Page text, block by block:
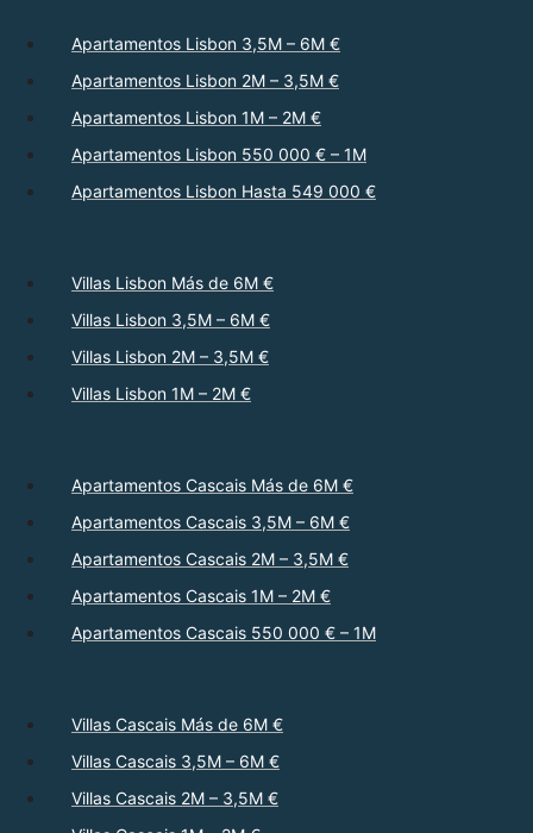
Apartamentos Lisbon 3,5M – 6M €
Apartamentos Lisbon 2M – 3,5M €
Apartamentos Lisbon 1M – 2M €
Apartamentos Lisbon 550 000 € – 1M
Apartamentos Lisbon Hasta 549 000 €
Villas Lisbon Más de 6M €
Villas Lisbon 3,5M – 6M €
Villas Lisbon 2M – 3,5M €
Villas Lisbon 1M – 2M €
Apartamentos Cascais Más de 6M €
Apartamentos Cascais 3,5M – 6M €
Apartamentos Cascais 2M – 3,5M €
Apartamentos Cascais 1M – 2M €
Apartamentos Cascais 550 000 € – 1M
Villas Cascais Más de 6M €
Villas Cascais 3,5M – 6M €
Villas Cascais 2M – 3,5M €